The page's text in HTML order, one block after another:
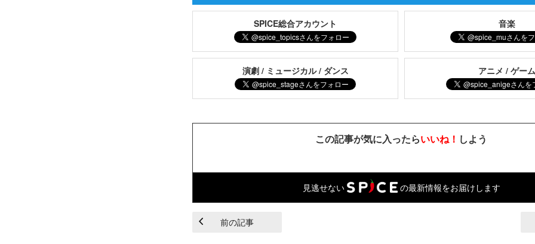
SPICE総合アカウント 音楽
演劇 / ミュージカル / ダンス アニメ / ゲー
この記事が気に入ったらいいね！ しよう
見逃せない の最新情報をお届けします
前の記事